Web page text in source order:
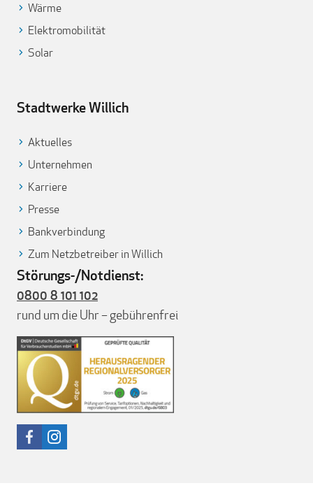
Wärme
Elektromobilität
Solar
Stadtwerke Willich
Aktuelles
Unternehmen
Karriere
Presse
Bankverbindung
Zum Netzbetreiber in Willich
Störungs-/Notdienst:
0800 8 101 102
rund um die Uhr – gebührenfrei